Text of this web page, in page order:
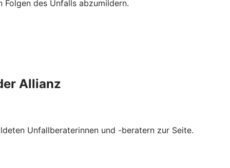
des Unfalls abzumildern.
Allianz
Unfallberaterinnen und -beratern zur Seite.